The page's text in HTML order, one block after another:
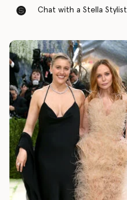
Chat with a Stella Stylist